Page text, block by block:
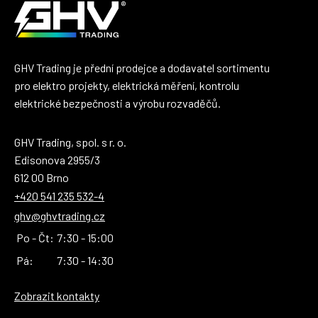
GHV Trading je přední prodejce a dodavatel sortimentu
pro elektro projekty, elektrická měření, kontrolu
elektrické bezpečnosti a výrobu rozvaděčů.
GHV Trading, spol. s r. o.
Edisonova 2955/3
612 00 Brno
+420 541 235 532-4
ghv@ghvtrading.cz
Po - Čt: 7:30 - 15:00
Pá:
7:30 - 14:30
Zobrazit kontakty